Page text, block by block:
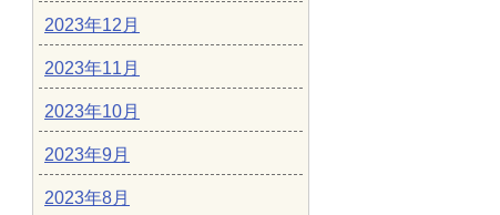
2023年12月
2023年11月
2023年10月
2023年9月
2023年8月